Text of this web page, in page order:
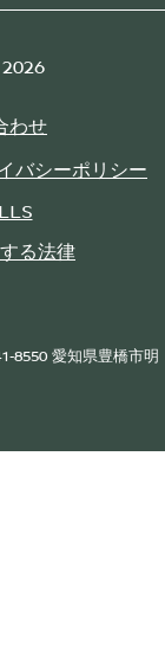
わせ
バシーポリシー
る法律
8550 愛知県豊橋市明